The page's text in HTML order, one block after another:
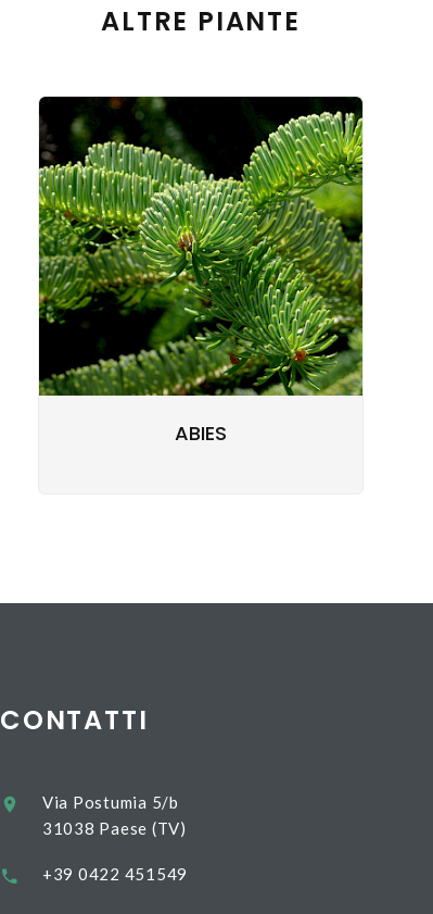
ALTRE PIANTE
ABIES
CONTATTI
Via Postumia 5/b
31038 Paese (TV)
+39 0422 451549